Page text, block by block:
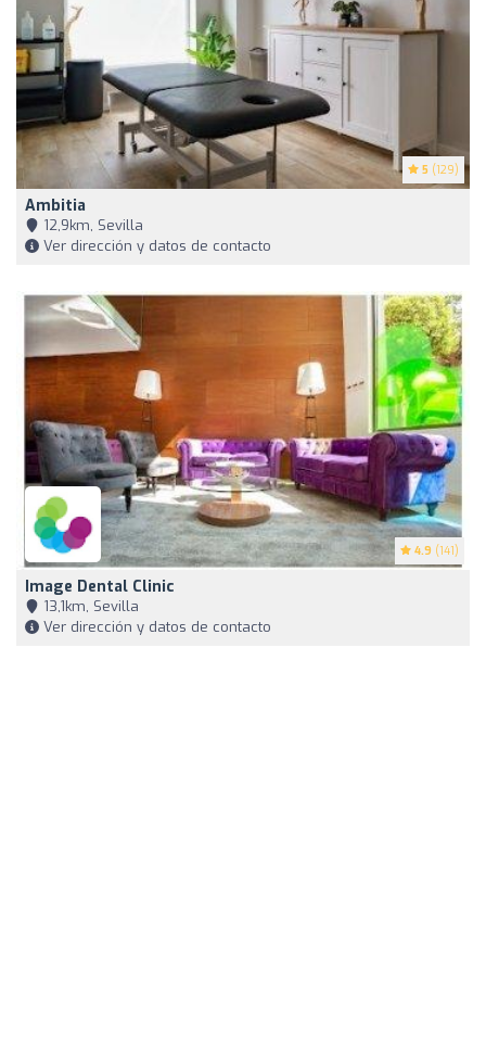
5 (129)
Ambitia
12,9km, Sevilla
Ver dirección y datos de contacto
4.9 (141)
Image Dental Clinic
13,1km, Sevilla
Ver dirección y datos de contacto